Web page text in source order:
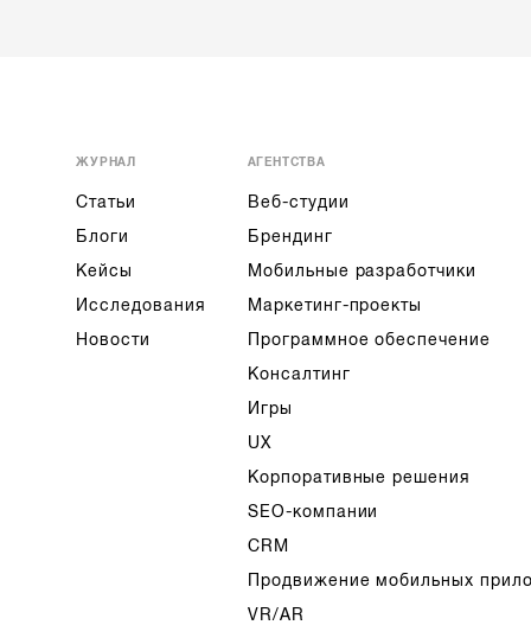
ЖУРНАЛ
Статьи
Блоги
Кейсы
Исследования
Новости
АГЕНТСТВА
Веб-студии
Брендинг
Мобильные разработчики
Маркетинг-проекты
Программное обеспечение
Консалтинг
Игры
UX
Корпоративные решения
SEO-компании
CRM
Продвижение мобильных
VR/AR